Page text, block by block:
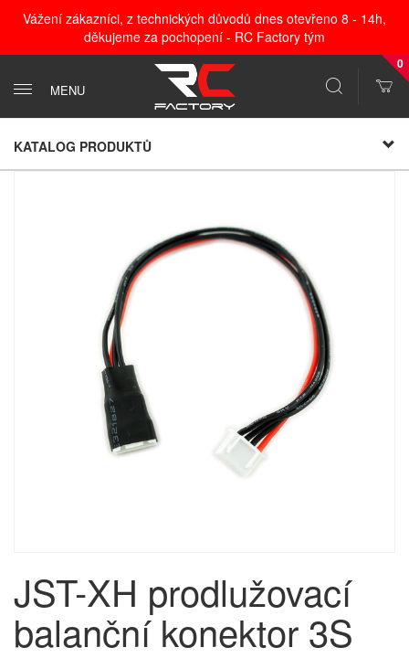
Vážení zákazníci, z technických důvodů dnes otevřeno 8 - 14h,
děkujeme za pochopení - RC Factory tým
MENU
0
KATALOG PRODUKTŮ
JST-XH prodlužovací
balanční konektor 3S